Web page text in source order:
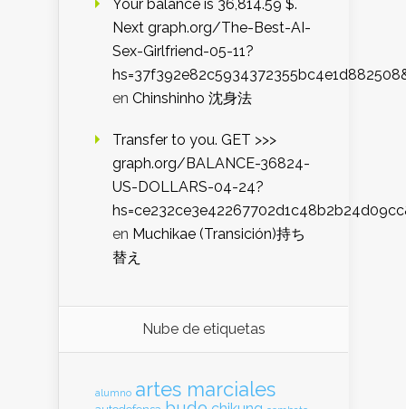
Your balance is 36,814.59 $.
Next graph.org/The-Best-AI-
Sex-Girlfriend-05-11?
en Chinshinho 沈身法
Transfer to you. GET >>>
graph.org/BALANCE-36824-
US-DOLLARS-04-24?
en Muchikae (Transición)持ち
替え
Nube de etiquetas
alumno artes marciales